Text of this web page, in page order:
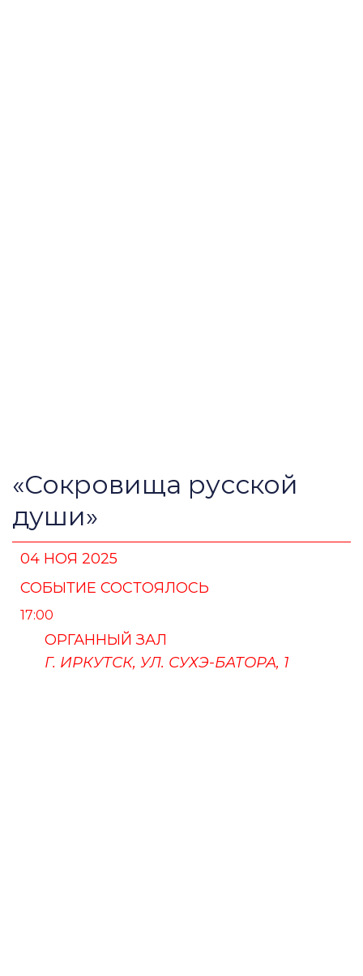
«Сокровища русской
души»
04 НОЯ 2025
СОБЫТИЕ СОСТОЯЛОСЬ
17:00
ОРГАННЫЙ ЗАЛ
Г. ИРКУТСК, УЛ. СУХЭ-БАТОРА, 1